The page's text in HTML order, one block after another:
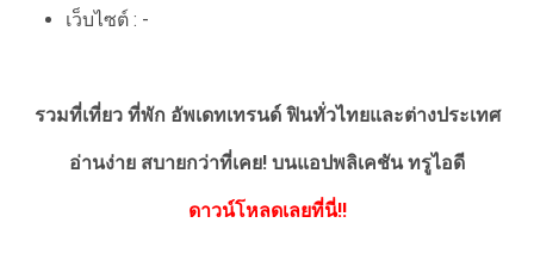
เว็บไซต์ : -
รวมที่เที่ยว ที่พัก อัพเดทเทรนด์ ฟินทั่วไทยและต่างประเทศ
อ่านง่าย สบายกว่าที่เคย! บนแอปพลิเคชัน ทรูไอดี
ดาวน์โหลดเลยที่นี่!!